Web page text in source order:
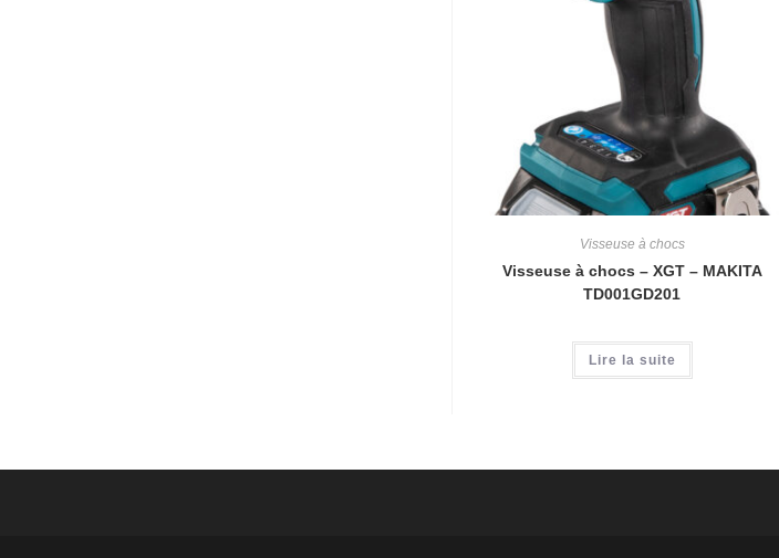
Visseuse à chocs
Visseuse à chocs – XGT – MAKITA
TD001GD201
Lire la suite